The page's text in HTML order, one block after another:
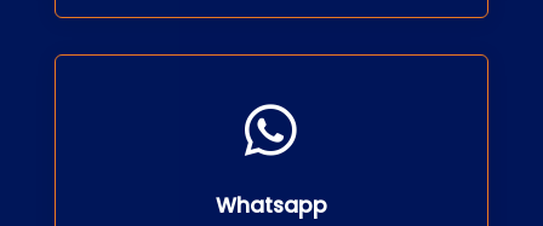

Whatsapp